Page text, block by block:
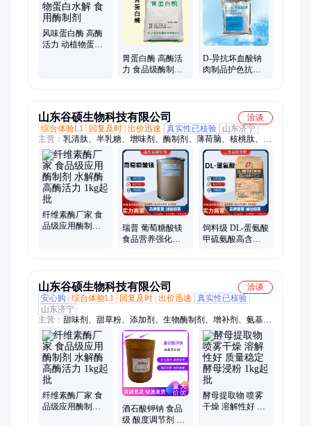
酸亚铁、维生素e粉、中性蛋白酶、磷酸二氢钠、磷酸二氢钾、
低聚半乳糖、磷酸二氢钙、聚丙烯酸钠
风味蛋白酶 高酶
活力 动植物蛋白
胃蛋白酶 高酶活
力 食品级酶制剂
D-异抗坏血酸钠
肉制品护色抗氧
山东谷硕生物科技有限公司
洽谈
综合体验L1
回复及时 出价迅速 真实性已核验
山东济宁
主营： 乳清肽、半乳糖、增味剂、酶制剂、薄荷脑、核桃肽、香
兰素、结冷胶、防腐剂、果冻粉、玉米肽、烟酸胺、瓜尔胶、添
加剂、维生素、赖氨酸、保水剂、茶氨酸、大豆肽、增稠剂、苹
果酸、卡拉胶、花生肽、海参肽、豆磷脂
纤维素酶厂家 食
品级应用酶制剂
瑞普 葡萄糖酸镁
食品营养强化剂
饲料级 DL-蛋氨酸
甲硫氨酸高含量
山东谷硕生物科技有限公司
洽谈
安心购
综合体验L1 回复及时 出价迅速
真实性已核验
山东济宁
主营： 甜味剂、甜草粉、添加剂、生物酶制剂、增补剂、氨基
酸、强化剂、葡聚糖、edta铁钠、l-赖氨酸、糖果糕点、食品烘
焙、麦芽酮糖、饼干饮料、微量元素、全脂奶粉、酪朊酸钠、糕
点饼干、富硒酵母、蛋糕饮料、富锌酵母、糕点饮料、富铬酵
母、大豆低聚肽、/希杰l-精氨酸
纤维素酶厂家 食
品级应用酶制剂
酒石酸钾钠 食品
级 酸度调节剂 保
酵母提取物 喷雾
干燥 溶解性好 质